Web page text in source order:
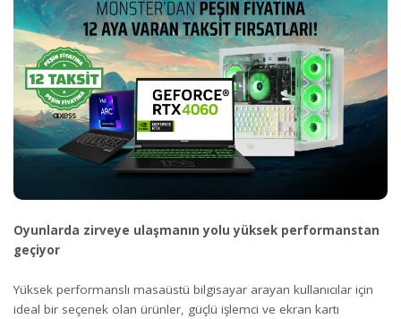
Oyunlarda zirveye ulaşmanın yolu yüksek performanstan
geçiyor
Yüksek performanslı masaüstü bilgisayar arayan kullanıcılar için
ideal bir seçenek olan ürünler, güçlü işlemci ve ekran kartı